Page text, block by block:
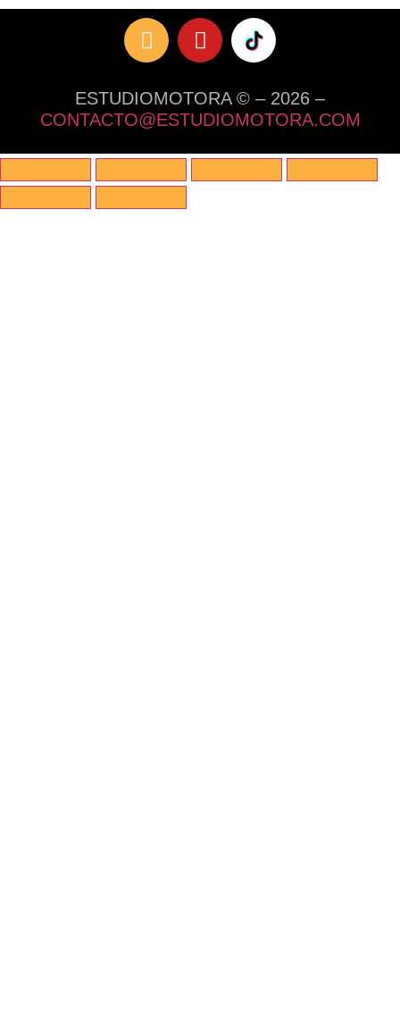
ESTUDIOMOTORA © – 2026 –
CONTACTO@ESTUDIOMOTORA.COM